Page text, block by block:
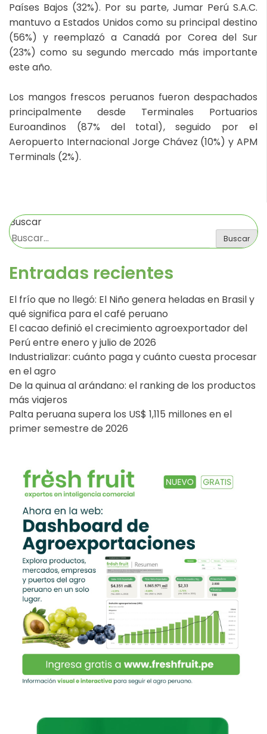
Países Bajos (32%). Por su parte, Jumar Perú S.A.C.
mantuvo a Estados Unidos como su principal destino
(56%) y reemplazó a Canadá por Corea del Sur
(23%) como su segundo mercado más importante
este año.
Los mangos frescos peruanos fueron despachados
principalmente desde Terminales Portuarios
Euroandinos (87% del total), seguido por el
Aeropuerto Internacional Jorge Chávez (10%) y APM
Terminals (2%).
Buscar
Buscar
Entradas recientes
El frío que no llegó: El Niño genera heladas en Brasil y
qué significa para el café peruano
El cacao definió el crecimiento agroexportador del
Perú entre enero y julio de 2026
Industrializar: cuánto paga y cuánto cuesta procesar
en el agro
De la quinua al arándano: el ranking de los productos
más viajeros
Palta peruana supera los US$ 1,115 millones en el
primer semestre de 2026